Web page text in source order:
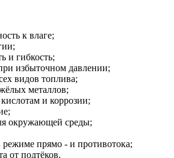
к влаге;
и гибкость;
избыточном давлении;
видов топлива;
металлов;
и коррозии;
окружающей среды;
режиме прямо - и противотока;
от подтёков.